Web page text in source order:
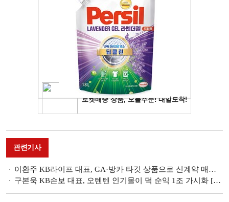
관련기사
이환주 KB라이프 대표, GA·방카 타깃 상품으로 신계약 매출 확대 [금융사 2024 3분기 실적]
구본욱 KB손보 대표, 오텐텐 인기몰이 덕 순익 1조 가시화 [금융사 2024 3분기 실적]